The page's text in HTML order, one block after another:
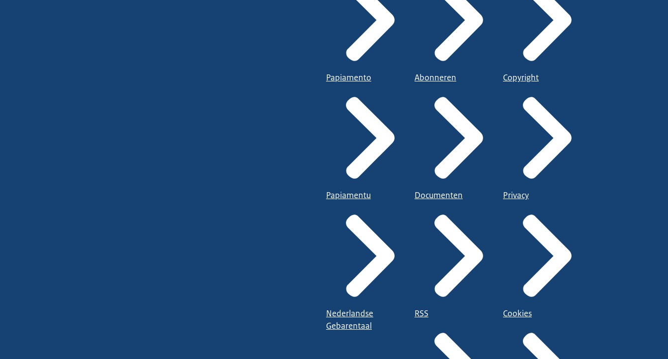
Papiamento
Papiamentu
Nederlandse
Gebarentaal
Abonneren
Documenten
RSS
Copyright
Privacy
Cookies